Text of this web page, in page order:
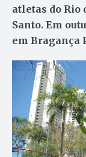
atletas do Rio
Santo. Em
em Bragança